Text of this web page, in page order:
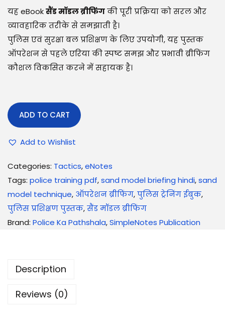
यह eBookसैंड मॉडल ब्रीफिंगकी पूरी प्रक्रिया को सरल और
व्यावहारिक तरीके से समझाती है।
पुलिस एवं सुरक्षा बल प्रशिक्षण के लिए उपयोगी, यह पुस्तक
ऑपरेशन से पहले एरिया की स्पष्ट समझ और प्रभावी ब्रीफिंग
कौशल विकसित करने में सहायक है।
ADD TO CART
Add to Wishlist
Categories: Tactics,eNotes
Tags: police training pdf,sand model briefing hindi,sand
model technique, ऑपरेशन ब्रीफिंग,पुलिस ट्रेनिंग ईबुक,
पुलिस प्रशिक्षण पुस्तक,सैंड मॉडल ब्रीफिंग
Brand: Police Ka Pathshala,SimpleNotes Publication
Description
Reviews (0)